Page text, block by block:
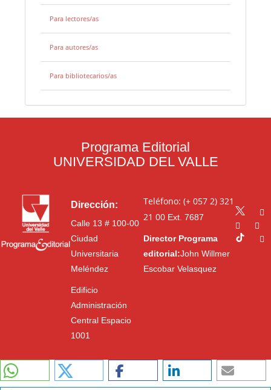
Para lectores/as
Para autores/as
Para bibliotecarios/as
Programa Editorial
UNIVERSIDAD DEL VALLE
Dirección:
Calle 13 # 100-00
Ciudad
Universitaria
Meléndez
Edificio
Administración
Central Espacio
1001
Teléfono: (+ 057 2) 321
21 00Ext. 7687
Director Programa
editorial:John Willmer
Escobar Velasquez